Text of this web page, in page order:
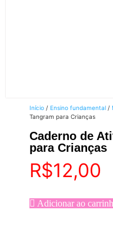
Início / Ensino fundamental /
Tangram para Crianças
Caderno de
para Crianças
R$12,00
Adicionar ao